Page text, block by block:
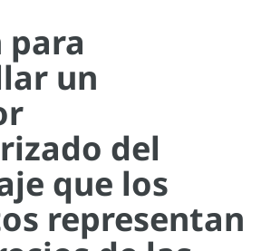
para
un
del
que los
representan